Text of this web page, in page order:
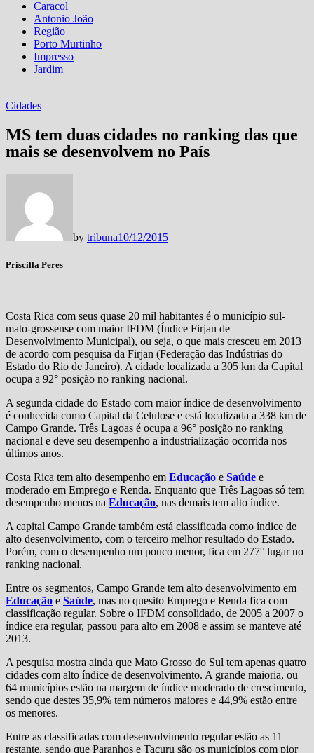
Caracol
Antonio João
Região
Porto Murtinho
Impresso
Jardim
Cidades
MS tem duas cidades no ranking das que
mais se desenvolvem no País
by tribuna10/12/2015
Priscilla Peres
Costa Rica com seus quase 20 mil habitantes é o município sul-
mato-grossense com maior IFDM (Índice Firjan de
Desenvolvimento Municipal), ou seja, o que mais cresceu em 2013
de acordo com pesquisa da Firjan (Federação das Indústrias do
Estado do Rio de Janeiro). A cidade localizada a 305 km da Capital
ocupa a 92° posição no ranking nacional.
A segunda cidade do Estado com maior índice de desenvolvimento
é conhecida como Capital da Celulose e está localizada a 338 km de
Campo Grande. Três Lagoas é ocupa a 96° posição no ranking
nacional e deve seu desempenho a industrialização ocorrida nos
últimos anos.
Costa Rica tem alto desempenho em Educação e Saúde e
moderado em Emprego e Renda. Enquanto que Três Lagoas só tem
desempenho menos na Educação, nas demais tem alto índice.
A capital Campo Grande também está classificada como índice de
alto desenvolvimento, com o terceiro melhor resultado do Estado.
Porém, com o desempenho um pouco menor, fica em 277° lugar no
ranking nacional.
Entre os segmentos, Campo Grande tem alto desenvolvimento em
Educação e Saúde, mas no quesito Emprego e Renda fica com
classificação regular. Sobre o IFDM consolidado, de 2005 a 2007 o
índice era regular, passou para alto em 2008 e assim se manteve até
2013.
A pesquisa mostra ainda que Mato Grosso do Sul tem apenas quatro
cidades com alto índice de desenvolvimento. A grande maioria, ou
64 municípios estão na margem de índice moderado de crescimento,
sendo que destes 35,9% tem números maiores e 44,9% estão entre
os menores.
Entre as classificadas com desenvolvimento regular estão as 11
restante, sendo que Paranhos e Tacuru são os municípios com pior